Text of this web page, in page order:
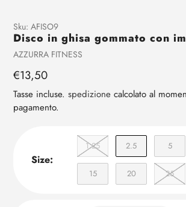
Aggiunta
di
prodotto
tuo
carrello
Sku: AFISO9
Disco in ghisa gommato con
Venditrice
AZZURRA FITNESS
Prezzo
regolare
€13,50
Tasse incluse. spedizione calcolato al
pagamento.
Size:
1.25 2.5 5
15 20 25